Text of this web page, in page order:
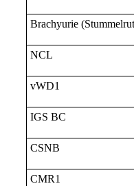
Brachyurie
NCL
vWD1
IGS BC
CSNB
CMR1